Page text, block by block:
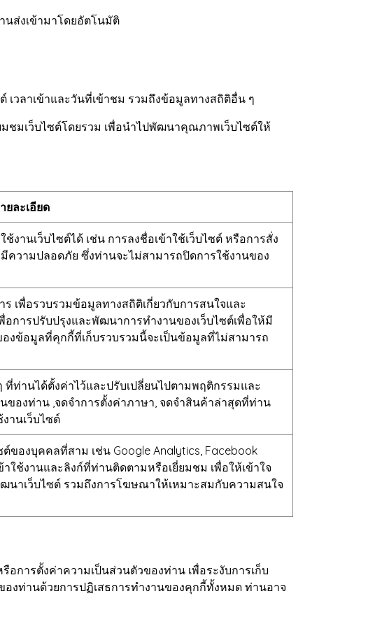
นส่งเข้ามาโดยอัตโนมัติ
วลาเข้าและวันที่เข้าชม รวมถึงข้อมูลทางสถิติอื่น ๆ
มชมเว็บไซต์โดยรวม เพื่อนำไปพัฒนาคุณภาพเว็บไซต์ให้
ยละเอียด
านเว็บไซต์ได้ เช่น การลงชื่อเข้าใช้เว็บไซต์ หรือการสั่ง
ความปลอดภัย ซึ่งท่านจะไม่สามารถปิดการใช้งานของ
เพื่อรวบรวมข้อมูลทางสถิติเกี่ยวกับการสนใจและ
การปรับปรุงและพัฒนาการทำงานของเว็บไซต์เพื่อให้มี
ข้อมูลที่คุกกี้ที่เก็บรวบรวมนี้จะเป็นข้อมูลที่ไม่สามารถ
ที่ท่านได้ตั้งค่าไว้และปรับเปลี่ยนไปตามพฤติกรรมและ
ของท่าน ,จดจำการตั้งค่าภาษา, จดจำสินค้าล่าสุดที่ท่าน
านเว็บไซต์
ของบุคคลที่สาม เช่น Google Analytics, Facebook
ข้าใช้งานและลิงก์ที่ท่านติดตามหรือเยี่ยมชม เพื่อให้เข้าใจ
นาเว็บไซต์ รวมถึงการโฆษณาให้เหมาะสมกับความสนใจ
การตั้งค่าความเป็นส่วนตัวของท่าน เพื่อระงับการเก็บ
งท่านด้วยการปฏิเสธการทำงานของคุกกี้ทั้งหมด ท่านอาจ